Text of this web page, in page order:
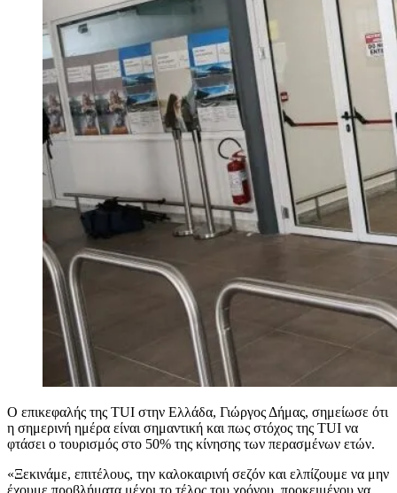
Ο επικεφαλής της TUI στην Ελλάδα, Γιώργος Δήμας, σημείωσε ότι
η σημερινή ημέρα είναι σημαντική και πως στόχος της TUI να
φτάσει ο τουρισμός στο 50% της κίνησης των περασμένων ετών.
«Ξεκινάμε, επιτέλους, την καλοκαιρινή σεζόν και ελπίζουμε να μην
έχουμε προβλήματα μέχρι το τέλος του χρόνου, προκειμένου να